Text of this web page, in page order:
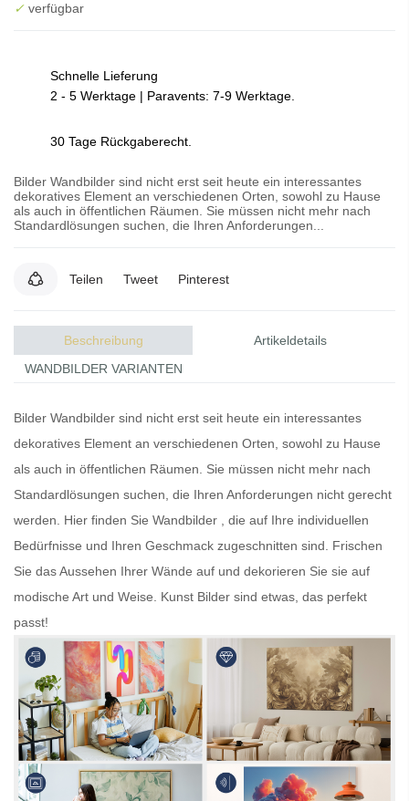
✓ verfügbar
Schnelle Lieferung
2 - 5 Werktage | Paravents: 7-9 Werktage.
30 Tage Rückgaberecht.
Bilder Wandbilder sind nicht erst seit heute ein interessantes
dekoratives Element an verschiedenen Orten, sowohl zu Hause
als auch in öffentlichen Räumen. Sie müssen nicht mehr nach
Standardlösungen suchen, die Ihren Anforderungen...
Teilen Tweet Pinterest
Beschreibung
Artikeldetails
WANDBILDER VARIANTEN
Bilder Wandbilder sind nicht erst seit heute ein interessantes
dekoratives Element an verschiedenen Orten, sowohl zu Hause
als auch in öffentlichen Räumen. Sie müssen nicht mehr nach
Standardlösungen suchen, die Ihren Anforderungen nicht gerecht
werden. Hier finden Sie Wandbilder , die auf Ihre individuellen
Bedürfnisse und Ihren Geschmack zugeschnitten sind. Frischen
Sie das Aussehen Ihrer Wände auf und dekorieren Sie sie auf
modische Art und Weise. Kunst Bilder sind etwas, das perfekt
passt!